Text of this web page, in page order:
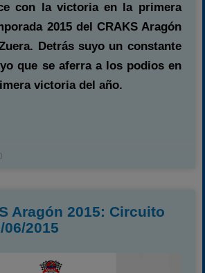
con la victoria en la primera
2015 del CRAKS Aragón
Detrás suyo un constante
que se aferra a los podios en
victoria del año.
Aragón 2015: Circuito
06/2015